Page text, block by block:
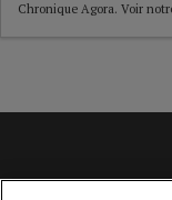
Chronique Agora. Voir